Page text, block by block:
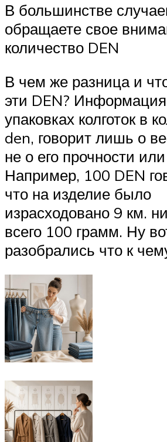
В большинстве
обращаете свое
количество DEN
В чем же разница и
эти DEN?
упаковках колготок в
den, говорит лишь о
не о его прочности
Например, 100 DEN
что на изделие было
израсходовано 9 км.
всего 100 грамм. Ну
разобрались что к